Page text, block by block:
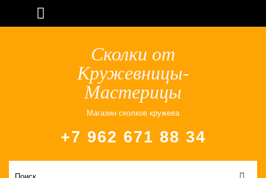
Сколки от
Кружевницы-
Мастерицы
Магазин сколков кружева
+7 962 671 88 34